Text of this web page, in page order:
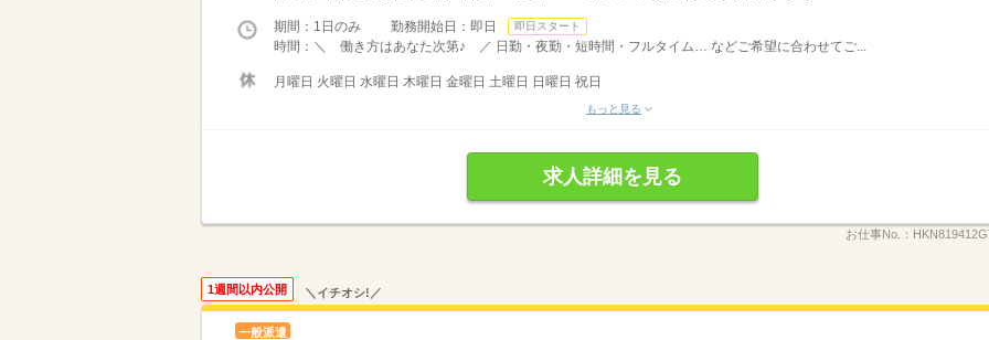
期間：1日のみ 勤務開始日：即日 即日スタート
時間：＼ 働き方はあなた次第♪ ／ 日勤・夜勤・短時間・フルタイム… などご希望に合わせてご...
月曜日 火曜日 水曜日 木曜日 金曜日 土曜日 日曜日 祝日
もっと見る
求人詳細を見る
お仕事No.：
1週間以内公開 ＼イチオシ!／
一般派遣